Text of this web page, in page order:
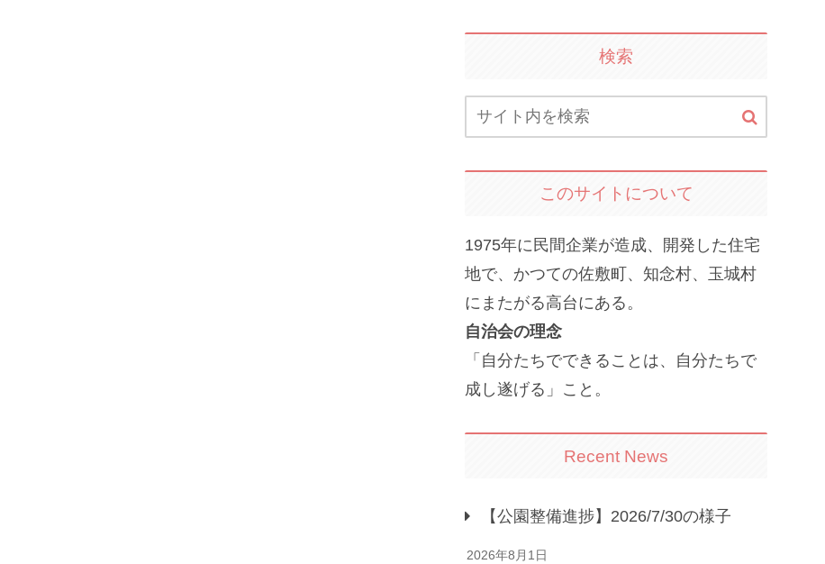
検索
このサイトについて
1975年に民間企業が造成、開発した住宅
地で、かつての佐敷町、知念村、玉城村
にまたがる高台にある。
自治会の理念
「自分たちでできることは、自分たちで
成し遂げる」こと。
Recent News
【公園整備進捗】2026/7/30の様子
2026年8月1日